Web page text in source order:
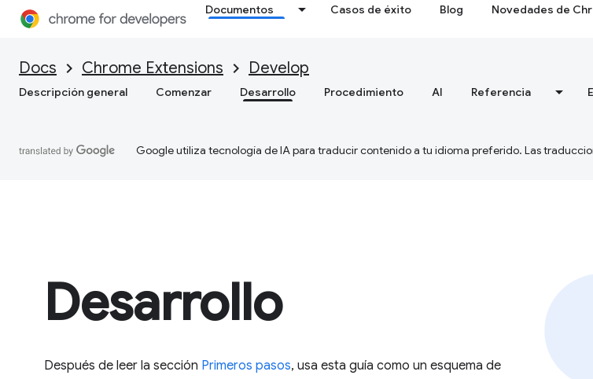
Documentos Casos de éxito Blog Novedades de
Docs Chrome Extensions Develop
Descripción general Comenzar Desarrollo Procedimiento AI Referencia
Google utiliza tecnología de IA para traducir contenido a tu idioma preferido. Las
Desarrollo
Después de leer la sección Primeros pasos, usa esta guía como un esquema de